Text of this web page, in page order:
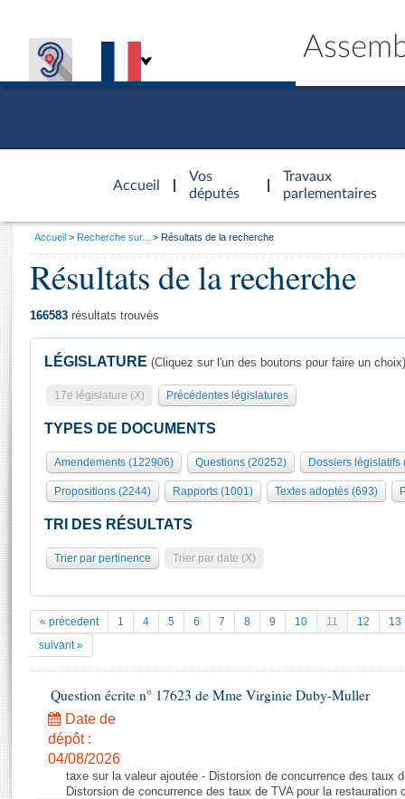
Accueil
d'accueil
Vos
députés
Travaux
parlementaires
Présidence
577 députés
Groupes politiques
Séance publique
Commissions et autres organes
Europe et International
Pétitions
Documents parlementaires
Projets de loi
Propositions de loi
Amendements
Textes adoptés
Rapports d'information
Général
Rôle et pouvoirs de l'Assemblée
Organisation de l'Assemblée
Présidence Conférence des Présidents Bureau Collège des
Statistiques et chiffres clés
Documents de référence
( Constitution | Règlement de l'Assemblée ... )
Histoire
Juniors
Anciennes législatures
Liens vers les sites publics
Visiter l'Assemblée
Visite virtuelle du palais Bourbon
Assister à une séance
La Bibliothèque
Les archives
Photos libres de droit
Vous
Accueil Recherche sur... Résultats de la recherche
Résultats de la recherche
166583 résultats trouvés
LÉGISLATURE (Cliquez sur l'un des boutons pour faire un choix)
17e législature (X) Précédentes législatures
TYPES DE DOCUMENTS
Amendements (122906) Questions (20252) Dossiers législatifs
Propositions (2244) Rapports (1001) Textes adoptés (693)
TRI DES RÉSULTATS
Trier par pertinence Trier par date (X)
« précedent 1 4 5 6 7 8 9 10 11 12
13
suivant »
Question écrite n° 17623 de Mme Virginie Duby-Muller
Date de
dépôt :
04/08/2026
taxe sur la valeur ajoutée - Distorsion de concurrence des taux
Distorsion de concurrence des taux de TVA pour la restauration